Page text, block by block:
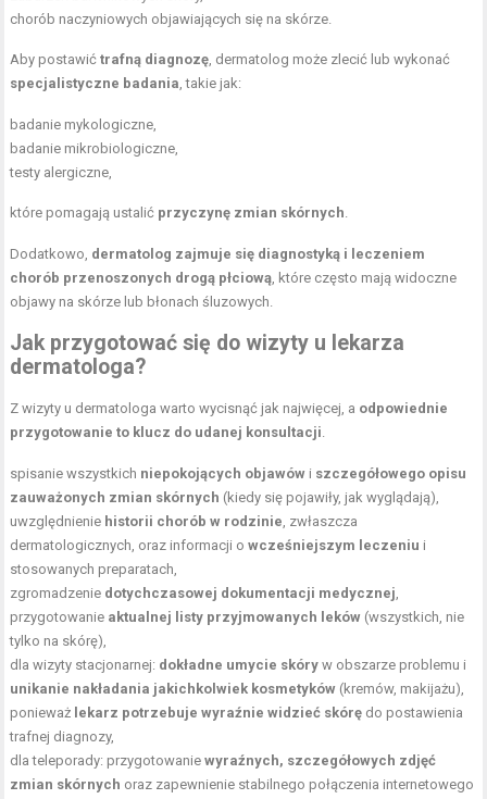
chorób naczyniowych objawiających się na skórze.
Aby postawićtrafną diagnozę, dermatolog może zlecić lub wykonać
specjalistyczne badania, takie jak:
badanie mykologiczne,
badanie mikrobiologiczne,
testy alergiczne,
które pomagają ustalić przyczynę zmian skórnych.
Dodatkowo, dermatolog zajmuje się diagnostyką i leczeniem
chorób przenoszonych drogą płciową, które często mają widoczne
objawy na skórze lub błonach śluzowych.
Jak przygotować się do wizyty u lekarza
dermatologa?
Z wizyty u dermatologa warto wycisnąć jak najwięcej, a odpowiednie
przygotowanie to klucz do udanej konsultacji.
spisanie wszystkich niepokojących objawów i szczegółowego opisu
zauważonych zmian skórnych (kiedy się pojawiły, jak wyglądają),
uwzględnienie historii chorób w rodzinie, zwłaszcza
dermatologicznych, oraz informacji owcześniejszym leczeniu i
stosowanych preparatach,
zgromadzenie dotychczasowej dokumentacji medycznej,
przygotowanie aktualnej listy przyjmowanych leków (wszystkich, nie
tylko na skórę),
dla wizyty stacjonarnej: dokładne umycie skóry w obszarze problemu i
unikanie nakładania jakichkolwiek kosmetyków (kremów, makijażu),
ponieważ lekarz potrzebuje wyraźnie widzieć skórę do postawienia
trafnej diagnozy,
dla teleporady: przygotowaniewyraźnych, szczegółowych zdjęć
zmian skórnych oraz zapewnienie stabilnego połączenia internetowego